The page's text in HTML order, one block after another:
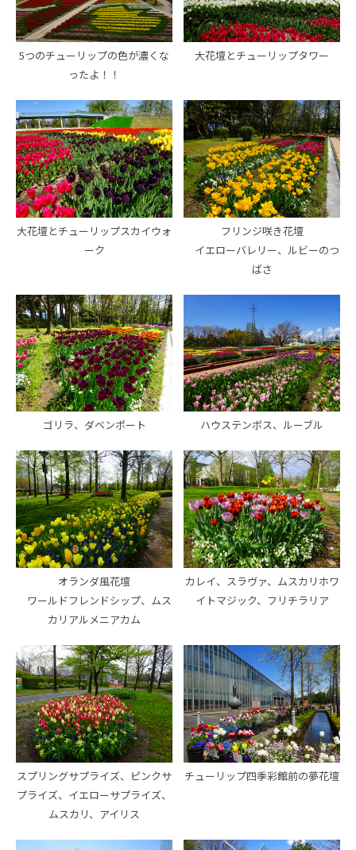
5つのチューリップの色が濃くな
ったよ！！
大花壇とチューリップタワー
大花壇とチューリップスカイウォ
ーク
フリンジ咲き花壇
イエローバレリー、ルビーのつ
ばさ
ゴリラ、ダベンポート ハウステンボス、ルーブル
オランダ風花壇
ワールドフレンドシップ、ムス
カリアルメニアカム
カレイ、スラヴァ、ムスカリホワ
イトマジック、フリチラリア
スプリングサプライズ、ピンクサ
プライズ、イエローサプライズ、
ムスカリ、アイリス
チューリップ四季彩館前の夢花壇